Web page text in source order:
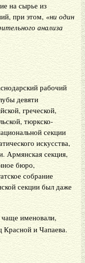
на сырье из
при этом, «ни один
анализа
рабочий
девяти
греческой,
тюркско-
секции
искусства,
Армянская секция,
бюро,
собрание
секции был даже
именовали,
Красной и Чапаева.